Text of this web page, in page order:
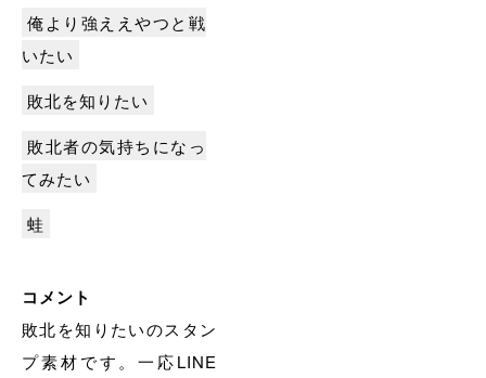
俺より強ええやつと戦
いたい
敗北を知りたい
敗北者の気持ちになっ
てみたい
蛙
コメント
敗北を知りたいのスタン
プ素材です。一応LINE